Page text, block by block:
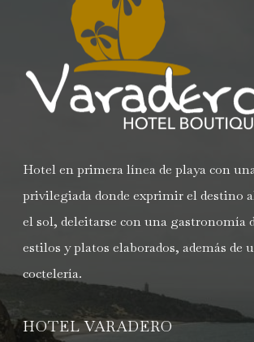
Hotel en primera línea de playa con
privilegiada donde exprimir el destino
el sol, deleitarse con una gastronomía
estilos y platos elaborados, además de
coctelería.
HOTEL VARADERO